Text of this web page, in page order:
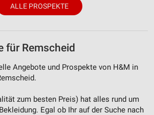
ALLE PROSPEKTE
für Remscheid
Angebote und Prospekte von H&M in
zum besten Preis) hat alles rund um
Egal ob Ihr auf der Suche nach